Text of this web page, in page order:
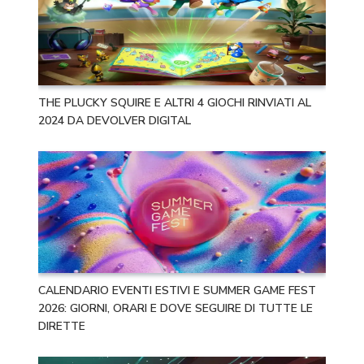
THE PLUCKY SQUIRE E ALTRI 4 GIOCHI RINVIATI AL
2024 DA DEVOLVER DIGITAL
CALENDARIO EVENTI ESTIVI E SUMMER GAME FEST
2026: GIORNI, ORARI E DOVE SEGUIRE DI TUTTE LE
DIRETTE